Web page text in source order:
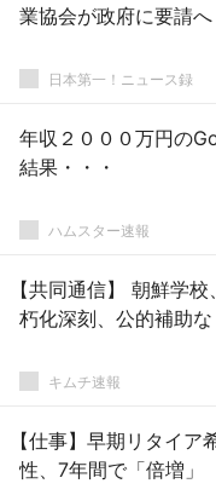
業協会が政府に要請へ
日本第一！ニュース録
年収２０００万円の
結果・・・
ハムスター速報
【共同通信】 朝鮮学
朽化深刻、公的補助な
キムチ速報
【仕事】早期リタイ
性、7年間で「倍増